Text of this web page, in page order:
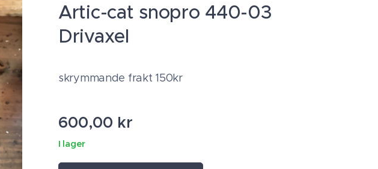
Artic-cat snopro 440-03
Drivaxel
skrymmande frakt 150kr
600,00 kr
I lager